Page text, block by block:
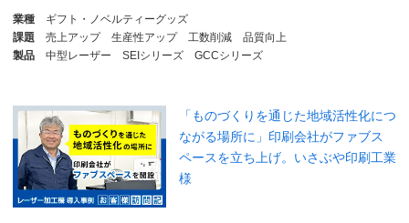
業種
ギフト・ノベルティーグッズ
課題
売上アップ 生産性アップ 工数削減
品質向上
製品
中型レーザー SEIシリーズ GCCシリーズ
「ものづくりを通じた地域活性化につ
ながる場所に」印刷会社がファブス
ペースを立ち上げ。いさぶや印刷工業
様